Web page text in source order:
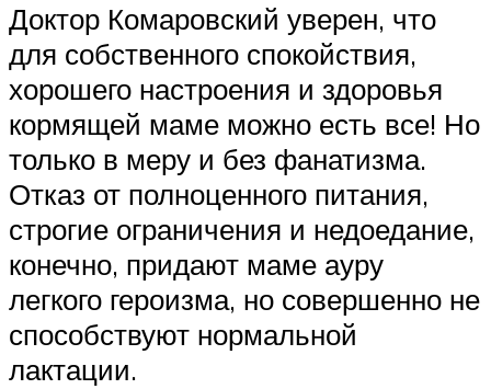
Доктор Комаровский уверен, что
для собственного спокойствия,
хорошего настроения и здоровья
кормящей маме можно есть все! Но
только в меру и без фанатизма.
Отказ от полноценного питания,
строгие ограничения и недоедание,
конечно, придают маме ауру
легкого героизма, но совершенно не
способствуют нормальной
лактации.